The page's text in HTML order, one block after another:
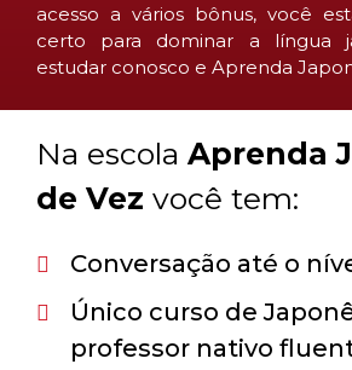
acesso a vários bônus, você
certo para dominar a língua
estudar conosco e Aprenda
Na escola Aprenda
de Vez você tem:
Conversação até o
Único curso de
professor nativo